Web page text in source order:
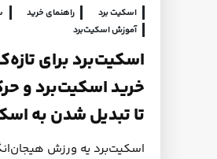
اسکیت برد راهنمای خرید
آموزش اسکیت‌برد
اسکیت‌برد برای
خرید اسکیت‌برد و
تا تبدیل شدن به
اسکیت‌برد یه ورزش